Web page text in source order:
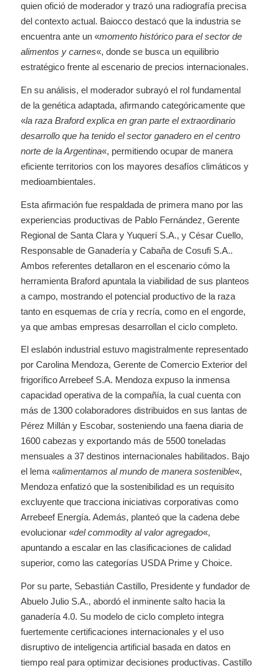
quien ofició de moderador y trazó una radiografía precisa
del contexto actual. Baiocco destacó que la industria se
encuentra ante un «momento histórico para el sector de
alimentos y carnes«, donde se busca un equilibrio
estratégico frente al escenario de precios internacionales.
En su análisis, el moderador subrayó el rol fundamental
de la genética adaptada, afirmando categóricamente que
«la raza Braford explica en gran parte el extraordinario
desarrollo que ha tenido el sector ganadero en el centro
norte de la Argentina«, permitiendo ocupar de manera
eficiente territorios con los mayores desafíos climáticos y
medioambientales.
Esta afirmación fue respaldada de primera mano por las
experiencias productivas de Pablo Fernández, Gerente
Regional de Santa Clara y Yuquerí S.A., y César Cuello,
Responsable de Ganadería y Cabaña de Cosufi S.A..
Ambos referentes detallaron en el escenario cómo la
herramienta Braford apuntala la viabilidad de sus planteos
a campo, mostrando el potencial productivo de la raza
tanto en esquemas de cría y recría, como en el engorde,
ya que ambas empresas desarrollan el ciclo completo.
El eslabón industrial estuvo magistralmente representado
por Carolina Mendoza, Gerente de Comercio Exterior del
frigorífico Arrebeef S.A. Mendoza expuso la inmensa
capacidad operativa de la compañía, la cual cuenta con
más de 1300 colaboradores distribuidos en sus lantas de
Pérez Millán y Escobar, sosteniendo una faena diaria de
1600 cabezas y exportando más de 5500 toneladas
mensuales a 37 destinos internacionales habilitados. Bajo
el lema «alimentamos al mundo de manera sostenible«,
Mendoza enfatizó que la sostenibilidad es un requisito
excluyente que tracciona iniciativas corporativas como
Arrebeef Energía. Además, planteó que la cadena debe
evolucionar «del commodity al valor agregado«,
apuntando a escalar en las clasificaciones de calidad
superior, como las categorías USDA Prime y Choice.
Por su parte, Sebastián Castillo, Presidente y fundador de
Abuelo Julio S.A., abordó el inminente salto hacia la
ganadería 4.0. Su modelo de ciclo completo integra
fuertemente certificaciones internacionales y el uso
disruptivo de inteligencia artificial basada en datos en
tiempo real para optimizar decisiones productivas. Castillo